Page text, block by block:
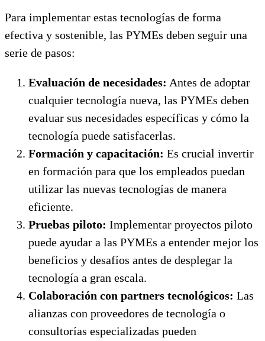
Para implementar estas tecnologías de forma
efectiva y sostenible, las PYMEs deben seguir una
serie de pasos:
Evaluación de necesidades: Antes de adoptar
cualquier tecnología nueva, las PYMEs deben
evaluar sus necesidades específicas y cómo la
tecnología puede satisfacerlas.
Formación y capacitación: Es crucial invertir
en formación para que los empleados puedan
utilizar las nuevas tecnologías de manera
eficiente.
Pruebas piloto: Implementar proyectos piloto
puede ayudar a las PYMEs a entender mejor los
beneficios y desafíos antes de desplegar la
tecnología a gran escala.
Colaboración con partners tecnológicos: Las
alianzas con proveedores de tecnología o
consultorías especializadas pueden